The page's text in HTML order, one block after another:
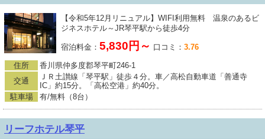
【令和5年12月リニュアル】WIFI利用無料 温泉のあるビ
ジネスホテル～JR琴平駅から徒歩4分
宿泊料金： 5,830円～ 口コミ： 3.76
住所
香川県仲多度郡琴平町246-1
交通
ＪＲ土讃線「琴平駅」徒歩４分。車／高松自動車道「善通寺
IC」約15分。「高松空港」約40分。
駐車場
有/無料（8台）
リーフホテル琴平